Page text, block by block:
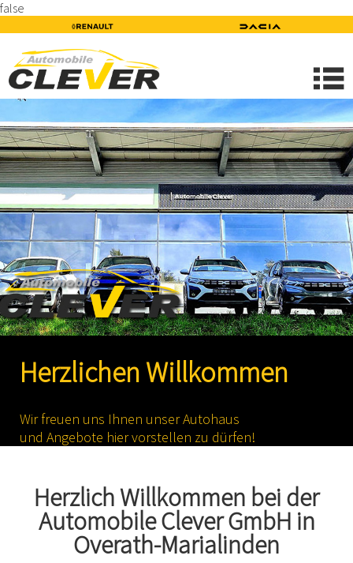
false
STARTSEITE
AKTUELLES
AKTUELLE AKTIONEN RENAULT
AKTUELLE AKTIONEN DACIA
UNTERNEHMEN
UNTERNEHMEN
CLEVER TEAM
BILDERGALERIE
VIDEOGALERIE / YOUTUBE
STELLENANGEBOT
CLEVER FAHRZEUGBESTAND
RENAULT KONFIGURATOR
SERVICE
KONTAKT
Herzlichen Willkommen
Wir freuen uns Ihnen unser Autohaus
und Angebote hier vorstellen zu dürfen!
Herzlich Willkommen bei der
Automobile Clever GmbH in
Overath-Marialinden